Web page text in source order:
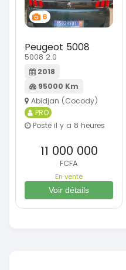
6
Peugeot 5008
5008 2.0
2018
95000 Km
Abidjan (Cocody)
PRO
Posté il y a 8 heures
11 000 000
FCFA
En vente
Voir détails